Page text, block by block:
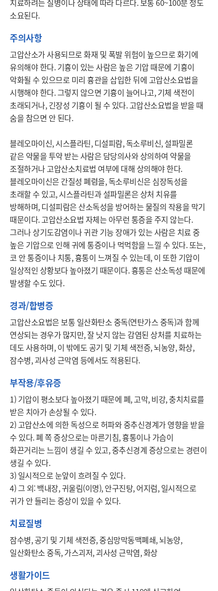
치료하려는 질병이나 상태에 따라 다르다. 보통 60~100분 정도
소요된다.
주의사항
고압산소가 사용되므로 화재 및 폭발 위험이 높으므로 화기에
유의해야 한다. 기흉이 있는 사람은 높은 기압 때문에 기흉이
악화될 수 있으므로 미리 흉관을 삽입한 뒤에 고압산소요법을
시행해야 한다. 그렇지 않으면 기흉이 늘어나고, 기체 색전이
초래되거나, 긴장성 기흉이 될 수 있다. 고압산소요법을 받을 때
숨을 참으면 안 된다.
블레오마이신, 시스플라틴, 디설피람, 독소루비신, 설파밀론
같은 약물을 투약 받는 사람은 담당의사와 상의하여 약물을
조절하거나 고압산소치료법 여부에 대해 상의해야 한다.
블레오마이신은 간질성 폐렴을, 독소루비신은 심장독성을
초래할 수 있고, 시스플라틴과 설파밀론은 상처 치유를
방해하며, 디설피람은 산소독성을 방어하는 물질의 작용을 막기
때문이다. 고압산소요법 자체는 아무런 통증을 주지 않는다.
그러나 상기도감염이나 귀관 기능 장애가 있는 사람은 치료 중
높은 기압으로 인해 귀에 통증이나 먹먹함을 느낄 수 있다. 또는,
코 안 통증이나 치통, 흉통이 느껴질 수 있는데, 이 또한 기압이
일상적인 상황보다 높아졌기 때문이다. 흉통은 산소독성 때문에
발생할 수도 있다.
경과/합병증
고압산소요법은 보통 일산화탄소 중독(연탄가스 중독)과 함께
연상되는 경우가 많지만, 잘 낫지 않는 감염된 상처를 치료하는
데도 사용하며, 이 밖에도 공기 및 기체 색전증, 뇌농양, 화상,
잠수병, 괴사성 근막염 등에서도 적용된다.
부작용/후유증
1) 기압이 평소보다 높아졌기 때문에 폐, 고막, 비강, 충치치료를
받은 치아가 손상될 수 있다.
2) 고압산소에 의한 독성으로 허파와 중추신경계가 영향을 받을
수 있다. 폐 쪽 증상으로는 마른기침, 흉통이나 가슴이
화끈거리는 느낌이 생길 수 있고, 중추신경계 증상으로는 경련이
생길 수 있다.
3) 일시적으로 눈앞이 흐려질 수 있다.
4) 그 외: 백내장, 귀울림(이명), 안구진탕, 어지럼, 일시적으로
귀가 안 들리는 증상이 있을 수 있다.
치료질병
잠수병, 공기 및 기체 색전증, 중심망막동맥폐쇄, 뇌농양,
일산화탄소 중독, 가스괴저, 괴사성 근막염, 화상
생활가이드